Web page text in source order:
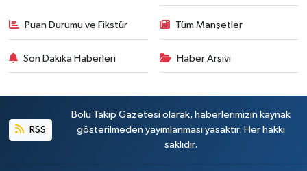
Puan Durumu ve Fikstür Tüm Manşetler
Son Dakika Haberleri Haber Arşivi
RSS
Bolu Takip Gazetesi olarak, haberlerimizin kaynak
gösterilmeden yayımlanması yasaktır. Her hakkı
saklıdır.